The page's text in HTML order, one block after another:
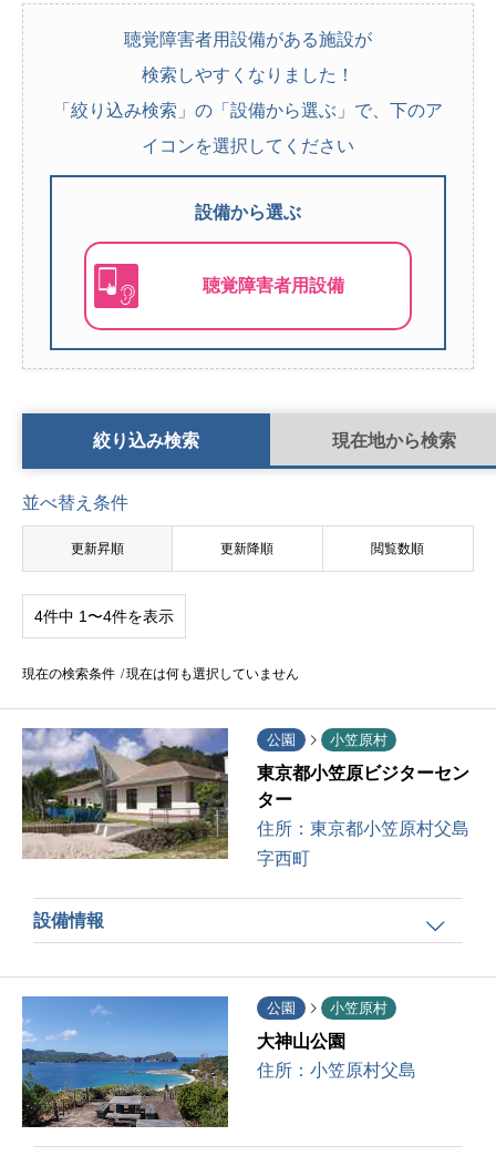
聴覚障害者用設備がある施設が
検索しやすくなりました！
「絞り込み検索」の「設備から選ぶ」で、下のア
イコンを選択してください
設備から選ぶ
聴覚障害者用設備
絞り込み検索 現在地から検索
並べ替え条件
更新昇順 更新降順 閲覧数順
4件中 1〜4件を表示
現在の検索条件 現在は何も選択していません
公園 小笠原村
東京都小笠原ビジターセン
ター
住所： 東京都小笠原村父島
字西町
設備情報
公園 小笠原村
大神山公園
住所： 小笠原村父島